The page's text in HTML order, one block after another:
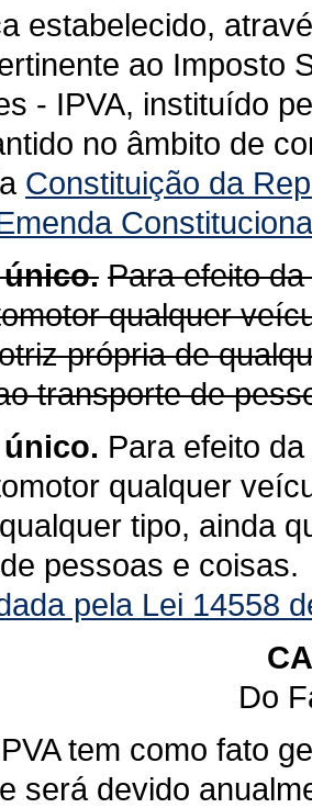
estabelecido,
ao Imposto
- IPVA, instituído
no âmbito de
Constituição da
Para efeito
qualquer
própria de
transporte de
Para efeito
qualquer
tipo, ainda
pessoas e coisas.
pela Lei 14558
Do
tem como fato
será devido